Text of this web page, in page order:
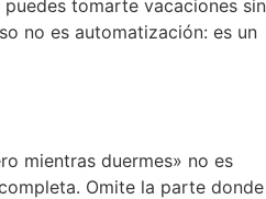
tomarte vacaciones sin
no es automatización: es un
mientras duermes» no es
Omite la parte donde